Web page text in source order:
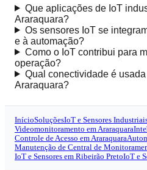
Que aplicações de IoT
Araraquara?
Os sensores IoT se
e à automação?
Como o IoT contribui para
operação?
Qual conectividade é
Araraquara?
InícioSoluçõesIoT e Sensores
Videomonitoramento em Araraquara
Controle de Acesso em Araraquara
Manutenção de Central de
IoT e Sensores em Ribeirão PretoIoT e